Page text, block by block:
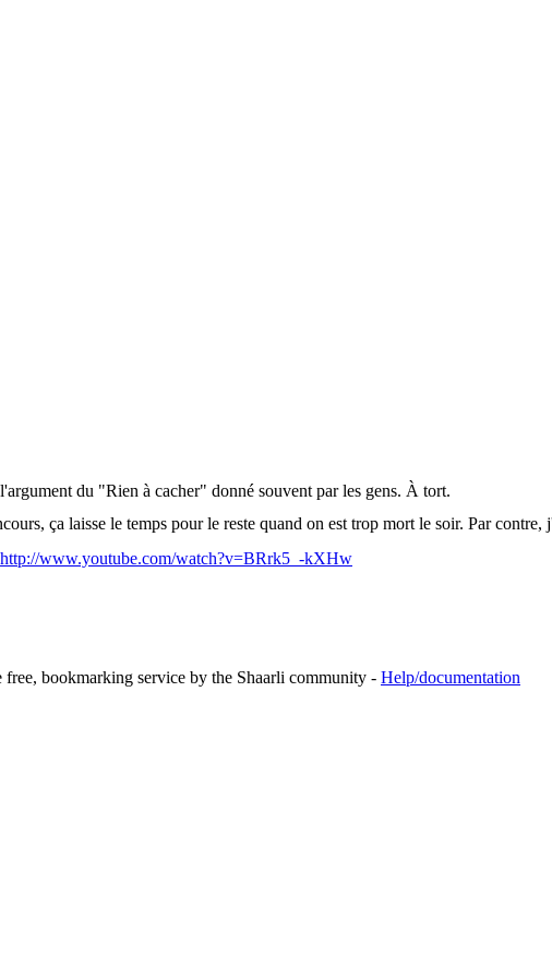
du "Rien à cacher" donné souvent par les gens. À tort.
ça laisse le temps pour le reste quand on est trop mort le soir. Par contre,
http://www.youtube.com/watch?v=BRrk5_-kXHw
free, bookmarking service by the Shaarli community - Help/documentation